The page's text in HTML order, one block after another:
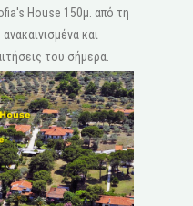
House 150μ. από τη
και
του σήμερα.